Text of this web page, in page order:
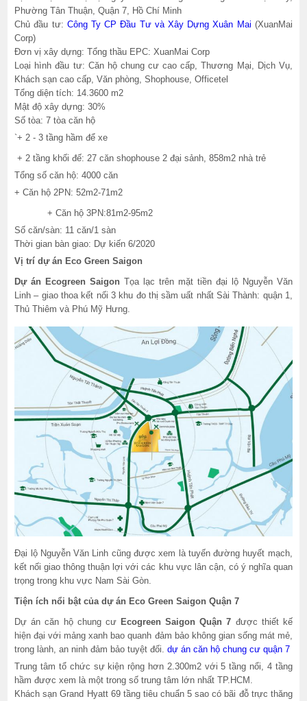
Phường Tân Thuận, Quận 7, Hồ Chí Minh
Chủ đầu tư: Công Ty CP Đầu Tư và Xây Dựng Xuân Mai (XuanMai
Corp)
Đơn vị xây dựng: Tổng thầu EPC: XuanMai Corp
Loại hình đầu tư: Căn hộ chung cư cao cấp, Thương Mại, Dịch Vụ,
Khách sạn cao cấp, Văn phòng, Shophouse, Officetel
Tổng diện tích: 14.3600 m2
Mật độ xây dựng: 30%
Số tòa: 7 tòa căn hộ
`+ 2 - 3 tầng hầm để xe
+ 2 tầng khối đế: 27 căn shophouse 2 đại sảnh, 858m2 nhà trẻ
Tổng số căn hộ: 4000 căn
+ Căn hộ 2PN: 52m2-71m2
+ Căn hộ 3PN:81m2-95m2
Số căn/sàn: 11 căn/1 sàn
Thời gian bàn giao: Dự kiến 6/2020
Vị trí dự án Eco Green Saigon
Dự án Ecogreen Saigon Tọa lạc trên mặt tiền đại lộ Nguyễn Văn
Linh – giao thoa kết nối 3 khu đo thị sầm uất nhất Sài Thành: quận 1,
Thủ Thiêm và Phú Mỹ Hưng.
Đại lộ Nguyễn Văn Linh cũng được xem là tuyến đường huyết mạch,
kết nối giao thông thuận lợi với các khu vực lân cận, có ý nghĩa quan
trọng trong khu vực Nam Sài Gòn.
Tiện ích nổi bật của dự án Eco Green Saigon Quận 7
Dự án căn hộ chung cư Ecogreen Saigon Quận 7 được thiết kế
hiện đại với mảng xanh bao quanh đảm bảo không gian sống mát mẻ,
trong lành, an ninh đảm bảo tuyệt đối.dự án căn hộ chung cư quận 7
Trung tâm tổ chức sự kiện rộng hơn 2.300m2 với 5 tầng nổi, 4 tầng
hầm được xem là một trong số trung tâm lớn nhất TP.HCM.
Khách sạn Grand Hyatt 69 tầng tiêu chuẩn 5 sao có bãi đỗ trực thăng